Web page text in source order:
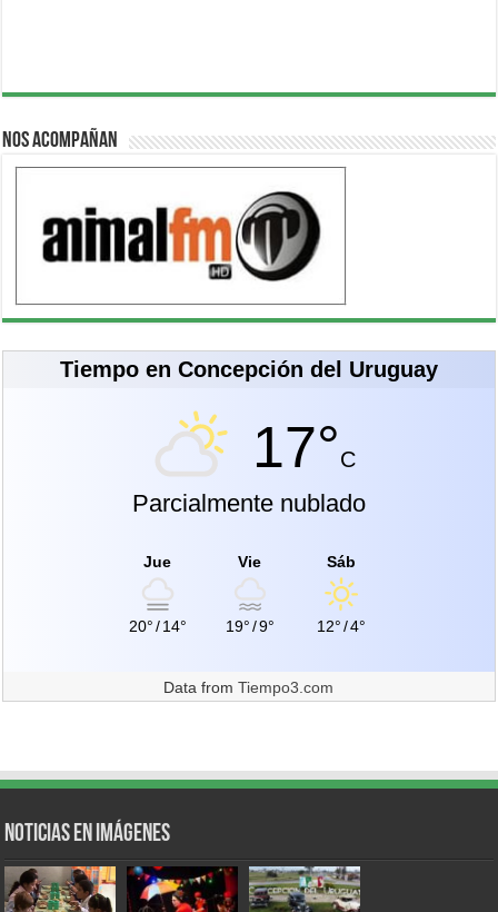
Nos acompañan
Tiempo en Concepción del Uruguay
17°C
Parcialmente nublado
Jue
20°/14°
Vie
19°/9°
Sáb
12°/4°
Data fromTiempo3.com
Noticias en Imágenes